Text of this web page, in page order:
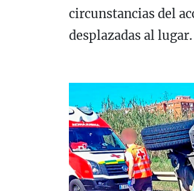
circunstancias del
desplazadas al lugar.